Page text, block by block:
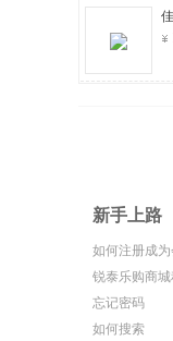
新手上路
如何注册成为
锐泰乐购商城
忘记密码
如何搜索